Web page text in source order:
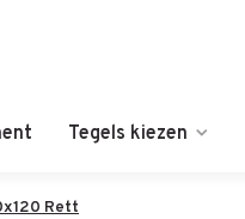
Tegels kiezen
Rett